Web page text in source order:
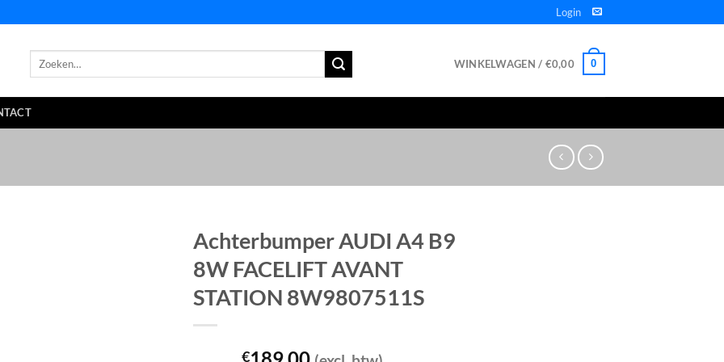
Login
Zoeken
WINKELWAGEN / €0,00 0
Achterbumper AUDI A4 B9
8W FACELIFT AVANT
STATION 8W9807511S
€